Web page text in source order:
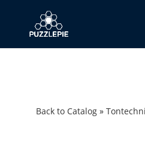
Back to Catalog